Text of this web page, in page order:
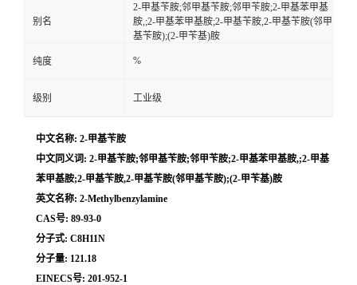
别名
2-甲基苄胺;邻甲基苄胺;邻甲苄胺;2-甲基苯甲基
胺,;2-甲基苯甲基胺;2-甲基苄胺,2-甲基苄胺(邻甲
基苄胺);(2-甲苄基)胺
纯度 %
级别 工业级
中文名称: 2-甲基苄胺
中文同义词: 2-甲基苄胺;邻甲基苄胺;邻甲苄胺;2-甲基苯甲基胺,;2-甲基
苯甲基胺;2-甲基苄胺,2-甲基苄胺(邻甲基苄胺);(2-甲苄基)胺
英文名称: 2-Methylbenzylamine
CAS号: 89-93-0
分子式: C8H11N
分子量: 121.18
EINECS号: 201-952-1